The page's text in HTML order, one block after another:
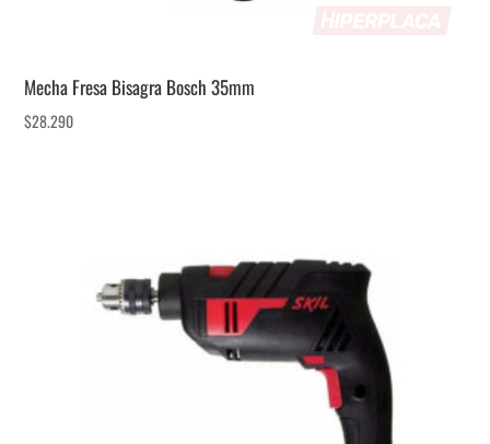
Mecha Fresa Bisagra Bosch 35mm
$28.290